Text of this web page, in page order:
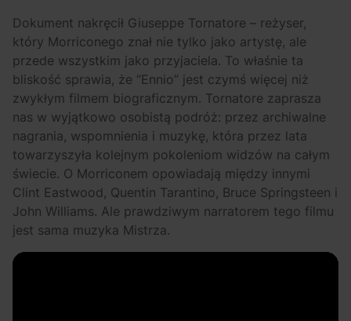
Dokument nakręcił Giuseppe Tornatore – reżyser,
który Morriconego znał nie tylko jako artystę, ale
przede wszystkim jako przyjaciela. To właśnie ta
bliskość sprawia, że “Ennio” jest czymś więcej niż
zwykłym filmem biograficznym. Tornatore zaprasza
nas w wyjątkowo osobistą podróż: przez archiwalne
nagrania, wspomnienia i muzykę, która przez lata
towarzyszyła kolejnym pokoleniom widzów na całym
świecie. O Morriconem opowiadają między innymi
Clint Eastwood, Quentin Tarantino, Bruce Springsteen i
John Williams. Ale prawdziwym narratorem tego filmu
jest sama muzyka Mistrza.